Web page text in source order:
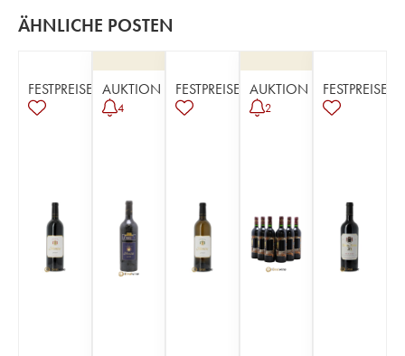
ÄHNLICHE POSTEN
FESTPREISE AUKTION
4
FESTPREISE AUKTION
2
FESTPREISE